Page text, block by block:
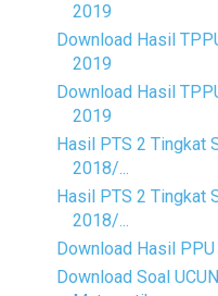
2019
Download Hasil
2019
Download Hasil
2019
Hasil PTS 2 Tingkat
2018/...
Hasil PTS 2 Tingkat
2018/...
Download Hasil
Download Soal